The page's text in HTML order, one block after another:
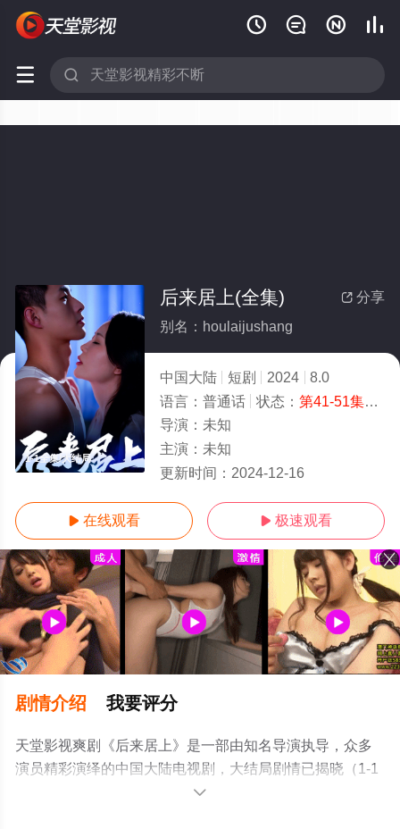
   
 
1-1全集/大结局
 分享
后来居上(全集)
别名：houlaijushang
中国大陆 短剧 2024
8.0
语言： 普通话 状态： 第41-51集完结
导演： 未知
主演： 未知
更新时间： 2024-12-16
 在线观看  极速观看
剧情介绍 我要评分
天堂影视爽剧《后来居上》是一部由知名导演执导，众多
演员精彩演绎的中国大陆电视剧，大结局剧情已揭晓（1-1
全集），手机免费观看高清未删减完整版电视剧全集就上
